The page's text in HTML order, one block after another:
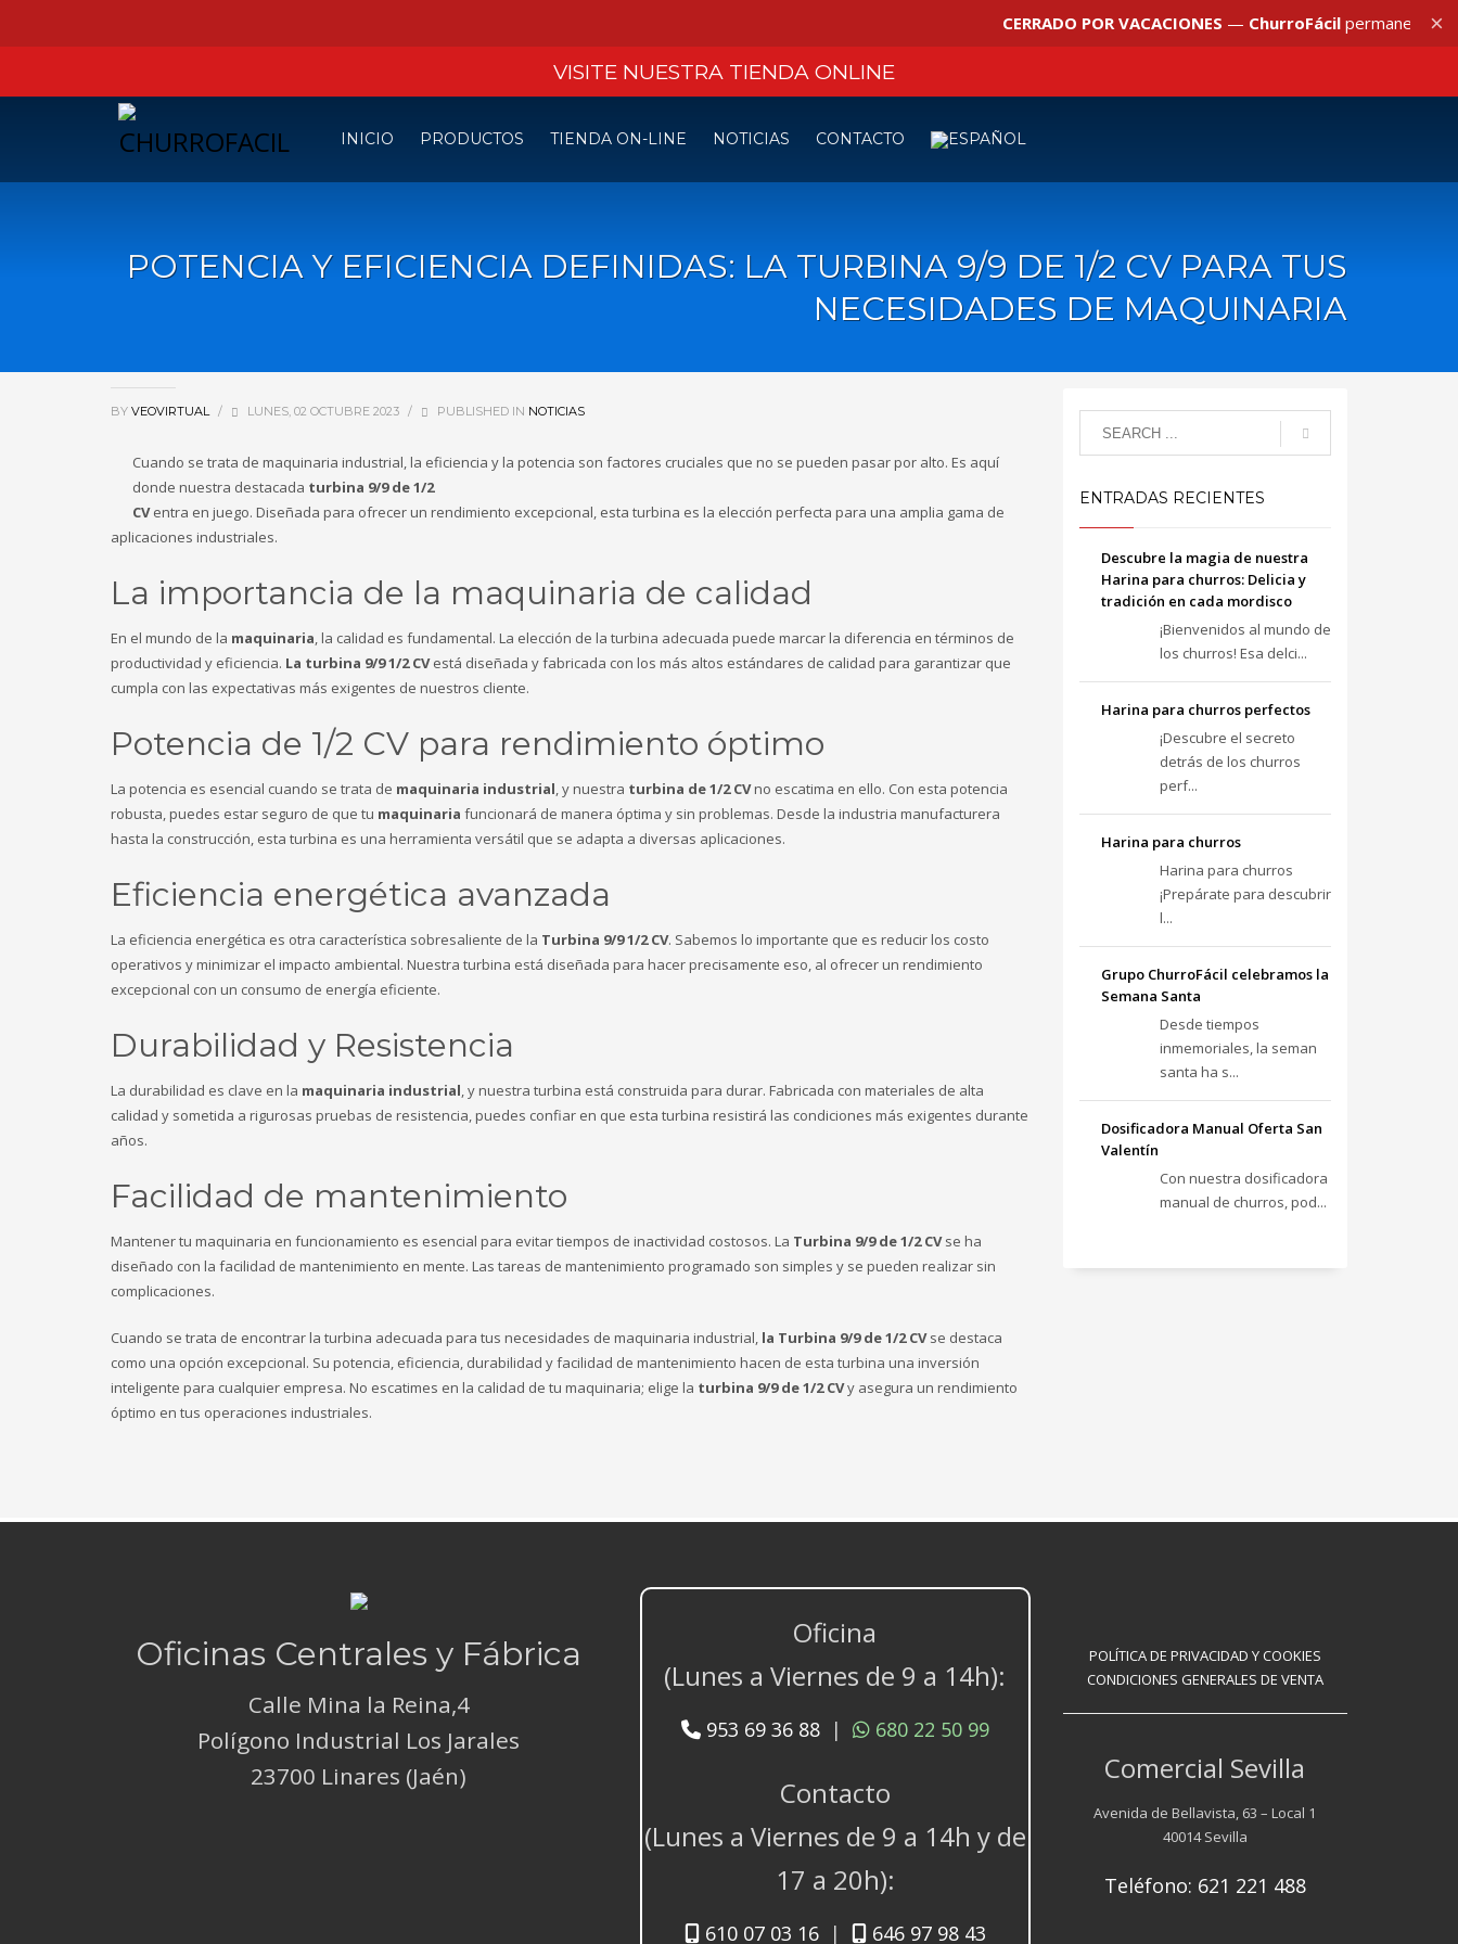
CERRADO POR VACACIONES—ChurroFácilpermanecerá ×
VISITE NUESTRA TIENDA ONLINE
INICIO PRODUCTOS TIENDA ON-LINE NOTICIAS CONTACTO
POTENCIA Y EFICIENCIA DEFINIDAS: LA TURBINA 9/9 DE 1/2 CV PARA TUS
NECESIDADES DE MAQUINARIA
BY VEOVIRTUAL / LUNES, 02 OCTUBRE 2023 / PUBLISHED IN NOTICIAS
Cuando se trata de maquinaria industrial, la eficiencia y la potencia son factores cruciales que no se pueden pasar por alto. Es aquí
donde nuestra destacada turbina 9/9 de 1/2
CVentra en juego. Diseñada para ofrecer un rendimiento excepcional, esta turbina es la elección perfecta para una amplia gama de
aplicaciones industriales.
La importancia de la maquinaria de calidad
En el mundo de la maquinaria, la calidad es fundamental. La elección de la turbina adecuada puede marcar la diferencia en términos de
productividad y eficiencia. La turbina 9/9 1/2 CVestá diseñada y fabricada con los más altos estándares de calidad para garantizar que
cumpla con las expectativas más exigentes de nuestros cliente.
Potencia de 1/2 CV para rendimiento óptimo
La potencia es esencial cuando se trata de maquinaria industrial, y nuestra turbina de 1/2 CVno escatima en ello. Con esta potencia
robusta, puedes estar seguro de que tu maquinaria funcionará de manera óptima y sin problemas. Desde la industria manufacturera
hasta la construcción, esta turbina es una herramienta versátil que se adapta a diversas aplicaciones.
Eficiencia energética avanzada
La eficiencia energética es otra característica sobresaliente de la Turbina 9/9 1/2 CV. Sabemos lo importante que es reducir los costo
operativos y minimizar el impacto ambiental. Nuestra turbina está diseñada para hacer precisamente eso, al ofrecer un rendimiento
excepcional con un consumo de energía eficiente.
Durabilidad y Resistencia
La durabilidad es clave en la maquinaria industrial, y nuestra turbina está construida para durar. Fabricada con materiales de alta
calidad y sometida a rigurosas pruebas de resistencia, puedes confiar en que esta turbina resistirá las condiciones más exigentes durante
años.
Facilidad de mantenimiento
Mantener tu maquinaria en funcionamiento es esencial para evitar tiempos de inactividad costosos. La Turbina 9/9 de 1/2 CVse ha
diseñado con la facilidad de mantenimiento en mente. Las tareas de mantenimiento programado son simples y se pueden realizar sin
complicaciones.
Cuando se trata de encontrar la turbina adecuada para tus necesidades de maquinaria industrial, la Turbina 9/9 de 1/2 CVse destaca
como una opción excepcional. Su potencia, eficiencia, durabilidad y facilidad de mantenimiento hacen de esta turbina una inversión
inteligente para cualquier empresa. No escatimes en la calidad de tu maquinaria; elige la turbina 9/9 de 1/2 CVy asegura un rendimiento
óptimo en tus operaciones industriales.
ENTRADAS RECIENTES
Descubre la magia de nuestra
Harina para churros: Delicia y
tradición en cada mordisco
¡Bienvenidos al mundo de
los churros! Esa delci...
Harina para churros perfectos
¡Descubre el secreto
detrás de los churros
perf...
Harina para churros
Harina para churros
¡Prepárate para descubrir
l...
Grupo ChurroFácil celebramos la
Semana Santa
Desde tiempos
inmemoriales, la seman
santa ha s...
Dosificadora Manual Oferta San
Valentín
Con nuestra dosificadora
manual de churros, pod...
Oficinas Centrales y Fábrica
Calle Mina la Reina,4
Polígono Industrial Los Jarales
23700 Linares (Jaén)
Oficina
(Lunes a Viernes de 9 a 14h):
953 69 36 88 | 680 22 50 99
Contacto
(Lunes a Viernes de 9 a 14h y de
17 a 20h):
610 07 03 16 | 646 97 98 43
POLÍTICA DE PRIVACIDAD Y COOKIES
CONDICIONES GENERALES DE VENTA
Comercial Sevilla
Avenida de Bellavista, 63 – Local 1
40014 Sevilla
Teléfono: 621 221 488